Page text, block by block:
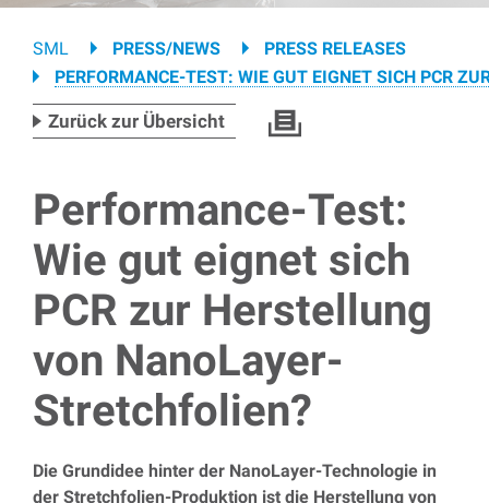
Breadcrumb
SML PRESS/NEWS
PRESS RELEASES
PERFORMANCE-TEST: WIE GUT EIGNET SICH PCR
Zurück zur Übersicht
Performance-Test:
Wie gut eignet sich
PCR zur Herstellung
von NanoLayer-
Stretchfolien?
Die Grundidee hinter der NanoLayer-Technologie in
der Stretchfolien-Produktion ist die Herstellung von